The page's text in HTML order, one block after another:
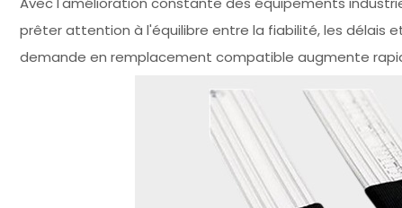
prêter attention à l'équilibre entre la fiabilité, les délais
demande en remplacement compatible augmente